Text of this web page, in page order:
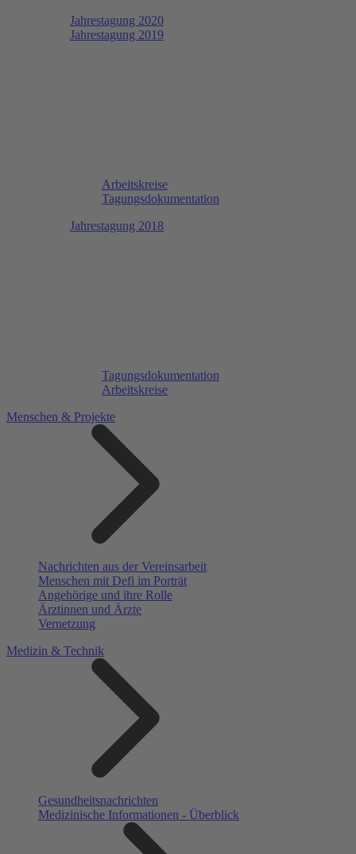
Jahrestagung 2020
Jahrestagung 2019
Arbeitskreise
Tagungsdokumentation
Jahrestagung 2018
Tagungsdokumentation
Arbeitskreise
Menschen & Projekte
Nachrichten aus der Vereinsarbeit
Menschen mit Defi im Porträt
Angehörige und ihre Rolle
Ärztinnen und Ärzte
Vernetzung
Medizin & Technik
Gesundheitsnachrichten
Medizinische Informationen - Überblick